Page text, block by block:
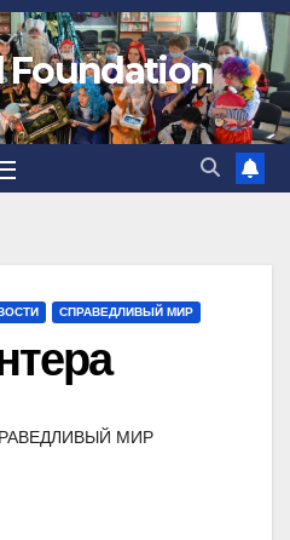
Foundation
СПРАВЕДЛИВЫЙ МИР
МИР